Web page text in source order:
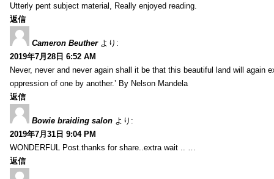
Utterly pent subject material, Really enjoyed reading.
返信
Cameron Beuther より:
2019年7月28日 6:52 AM
Never, never and never again shall it be that this beautiful land will again
oppression of one by another.’ By Nelson Mandela
返信
Bowie braiding salon より:
2019年7月31日 9:04 PM
WONDERFUL Post.thanks for share..extra wait .. …
返信